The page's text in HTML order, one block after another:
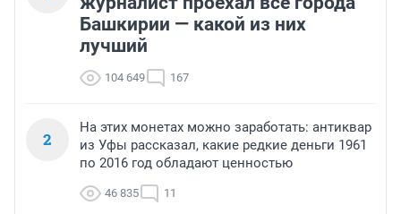
Башкирии — какой из них
лучший
104 649 167
2
На этих монетах можно заработать: антиквар
из Уфы рассказал, какие редкие деньги 1961
по 2016 год обладают ценностью
46 835 11